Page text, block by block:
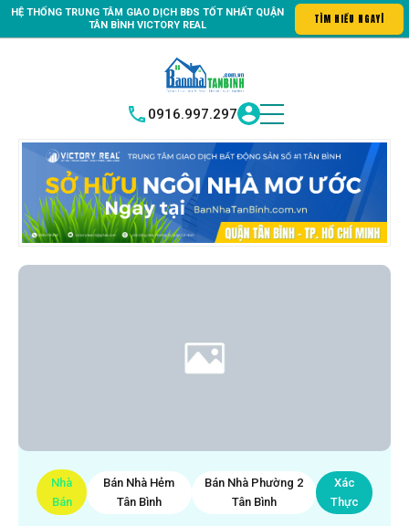
tin số #1 Bất động sản quận Tân Bình "Nơi bạn tìm kiếm
0916.997.297
Nhà
Bán
Bán Nhà Hẻm
Tân Bình
Bán Nhà Phường 2
Tân Bình
Xác
Thực
HỆ THỐNG TRUNG TÂM GIAO DỊCH BĐS TỐT NHẤT QUẬN
TÂN BÌNHVICTORY REAL TÌ|